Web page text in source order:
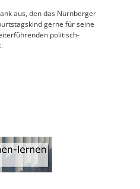
aus, den das Nürnberger
gerne für seine
politisch-